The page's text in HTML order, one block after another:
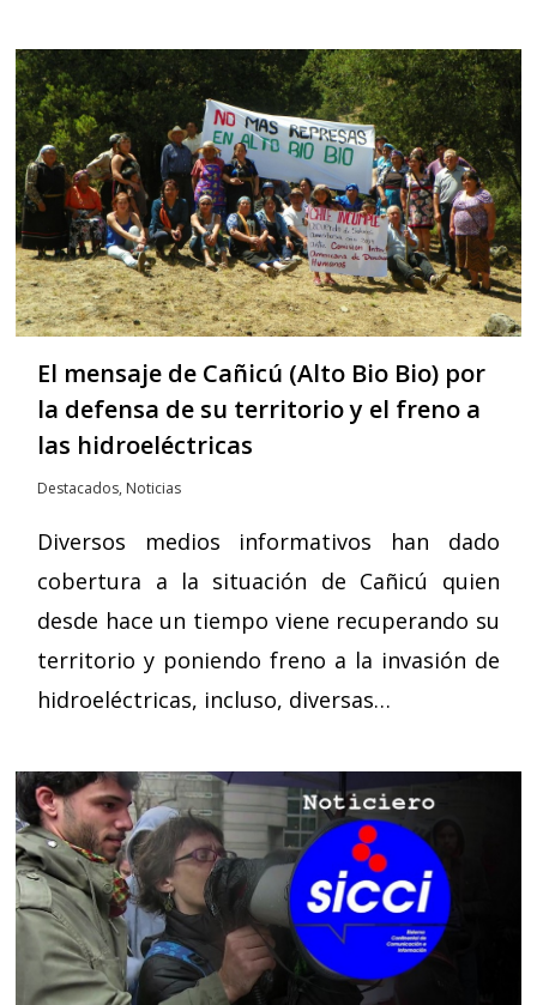
El mensaje de Cañicú (Alto Bio Bio) por
la defensa de su territorio y el freno a
las hidroeléctricas
Destacados, Noticias
Diversos medios informativos han dado
cobertura a la situación de Cañicú quien
desde hace un tiempo viene recuperando su
territorio y poniendo freno a la invasión de
hidroeléctricas, incluso, diversas…